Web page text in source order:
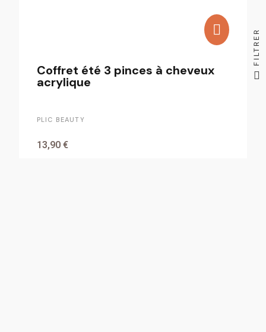
Coffret été 3 pinces à cheveux
acrylique
PLIC BEAUTY
13,90 €
FILTRER